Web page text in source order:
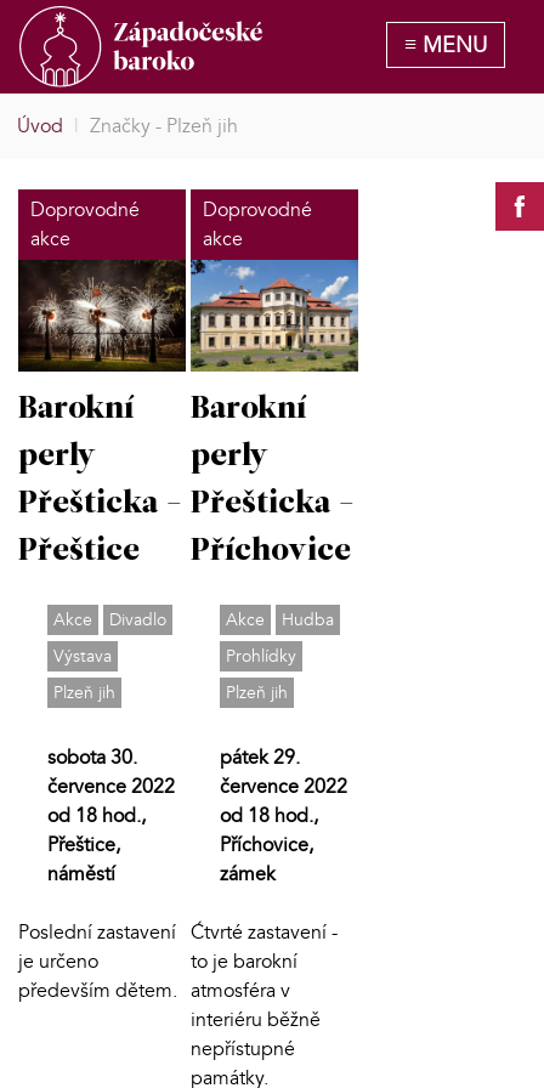
Úvod | Značky - Plzeň jih
Doprovodné
akce
Barokní
perly
Přešticka -
Přeštice
Akce
Divadlo
Výstava
Plzeň jih
sobota 30.
července 2022
od 18 hod.,
Přeštice,
náměstí
Poslední zastavení
je určeno
především dětem.
Doprovodné
akce
Barokní
perly
Přešticka -
Příchovice
Akce
Hudba
Prohlídky
Plzeň jih
pátek 29.
července 2022
od 18 hod.,
Příchovice,
zámek
Ćtvrté zastavení -
to je barokní
atmosféra v
interiéru běžně
nepřístupné
památky.